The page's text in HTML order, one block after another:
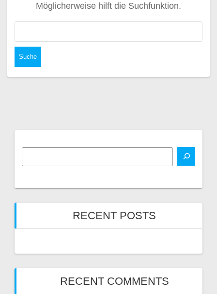
Möglicherweise hilft die Suchfunktion.
RECENT POSTS
RECENT COMMENTS